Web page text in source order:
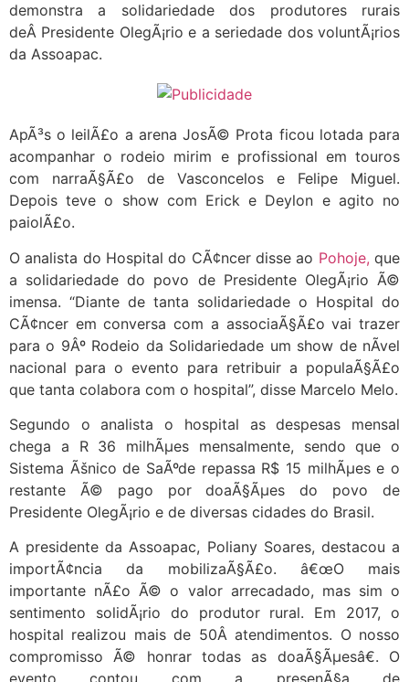
demonstra a solidariedade dos produtores rurais
deÂ Presidente OlegÃ¡rio e a seriedade dos voluntÃ¡rios
da Assoapac.
ApÃ³s o leilÃ£o a arena JosÃ© Prota ficou lotada para
acompanhar o rodeio mirim e profissional em touros
com narraÃ§Ã£o de Vasconcelos e Felipe Miguel.
Depois teve o show com Erick e Deylon e agito no
paiolÃ£o.
O analista do Hospital do CÃ¢ncer disse ao Pohoje, que
a solidariedade do povo de Presidente OlegÃ¡rio Ã©
imensa. “Diante de tanta solidariedade o Hospital do
CÃ¢ncer em conversa com a associaÃ§Ã£o vai trazer
para o 9Âº Rodeio da Solidariedade um show de nÃ­vel
nacional para o evento para retribuir a populaÃ§Ã£o
que tanta colabora com o hospital”, disse Marcelo Melo.
Segundo o analista o hospital as despesas mensal
chega a R 36 milhÃµes mensalmente, sendo que o
Sistema Ãšnico de SaÃºde repassa R$ 15 milhÃµes e o
restante Ã© pago por doaÃ§Ãµes do povo de
Presidente OlegÃ¡rio e de diversas cidades do Brasil.
A presidente da Assoapac, Poliany Soares, destacou a
importÃ¢ncia da mobilizaÃ§Ã£o. â€œO mais
importante nÃ£o Ã© o valor arrecadado, mas sim o
sentimento solidÃ¡rio do produtor rural. Em 2017, o
hospital realizou mais de 50Â atendimentos. O nosso
compromisso Ã© honrar todas as doaÃ§Ãµesâ€. O